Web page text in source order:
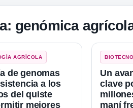
genómica
AGRÍCOLA
de genomas
a los
del quiste
mejores
Un
clave
maní